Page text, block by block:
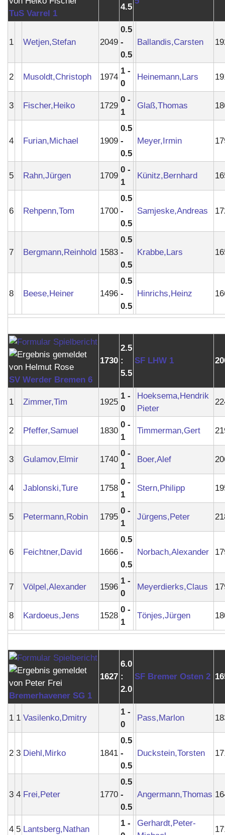
TuS Varrel 1
4.5
1 Wetjen,Stefan 2049
0.5
-
0.5
Ballandis,Carsten
2 Musoldt,Christoph 1974
1 -
0
Heinemann,Lars
3 Fischer,Heiko 1729
0 -
1
Glaß,Thomas
4 Furian,Michael 1909
0.5
-
0.5
Meyer,Irmin
5 Rahn,Jürgen 1709
0 -
1
Künitz,Bernhard
6 Rehpenn,Tom 1700
0.5
-
0.5
Samjeske,Andreas
7 Bergmann,Reinhold 1583
0.5
-
0.5
Krabbe,Lars
8 Beese,Heiner 1496
0.5
-
0.5
Hinrichs,Heinz
SV Werder Bremen 6
1730
2.5
:
5.5
SF LHW 1
1 Zimmer,Tim 1925
1 -
0
Hoeksema,Hendrik
Pieter
2 Pfeffer,Samuel 1830
0 -
1
Timmerman,Gert
3 Gulamov,Elmir 1740
0 -
1
Boer,Alef
4 Jablonski,Ture 1758
0 -
1
Stern,Philipp
5 Petermann,Robin 1795
0 -
1
Jürgens,Peter
6 Feichtner,David 1666
0.5
-
0.5
Norbach,Alexander
7 Völpel,Alexander 1596
1 -
0
Meyerdierks,Claus
8 Kardoeus,Jens 1528
0 -
1
Tönjes,Jürgen
Bremerhavener SG 1
1627
6.0
:
2.0
SF Bremer Osten 2
1 1 Vasilenko,Dmitry
1 -
0
Pass,Marlon
2 3 Diehl,Mirko 1841
0.5
-
0.5
Duckstein,Torsten
3 4 Frei,Peter 1770
0.5
-
0.5
Angermann,Thomas
4 5 Lantsberg,Nathan
1 -
Gerhardt,Peter-